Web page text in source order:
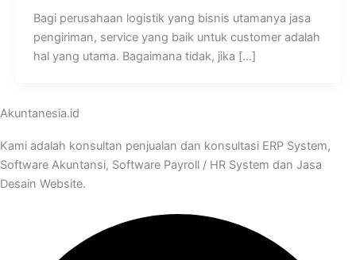
Bagi perusahaan logistik yang bisnis utamanya jasa
pengiriman, service yang baik untuk customer adalah
hal yang utama. Bagaimana tidak, jika […]
Akuntanesia.id
Kami adalah konsultan penjualan dan konsultasi ERP System,
Software Akuntansi, Software Payroll / HR System dan Jasa
Desain Website.